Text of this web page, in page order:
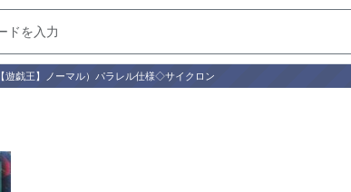
【遊戯王】ノーマル）パラレル仕様◇サイクロン